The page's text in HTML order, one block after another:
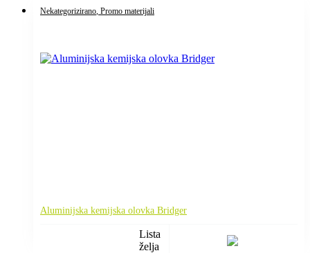
Nekategorizirano , Promo materijali
Aluminijska kemijska olovka Bridger
Lista
želja